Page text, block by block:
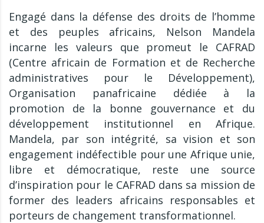
Engagé dans la défense des droits de l’homme
et des peuples africains, Nelson Mandela
incarne les valeurs que promeut le CAFRAD
(Centre africain de Formation et de Recherche
administratives pour le Développement),
Organisation panafricaine dédiée à la
promotion de la bonne gouvernance et du
développement institutionnel en Afrique.
Mandela, par son intégrité, sa vision et son
engagement indéfectible pour une Afrique unie,
libre et démocratique, reste une source
d’inspiration pour le CAFRAD dans sa mission de
former des leaders africains responsables et
porteurs de changement transformationnel.